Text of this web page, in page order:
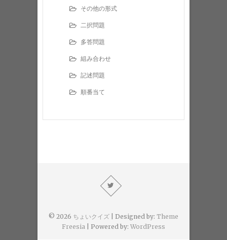
その他の形式
二択問題
多答問題
組み合わせ
記述問題
順番当て
© 2026 ちょいクイズ | Designed by: Theme
Freesia | Powered by: WordPress